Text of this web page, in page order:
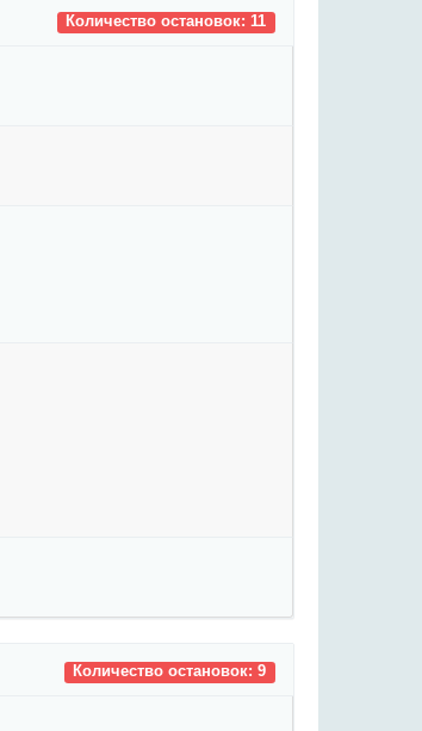
Количество остановок: 11
Количество остановок: 9